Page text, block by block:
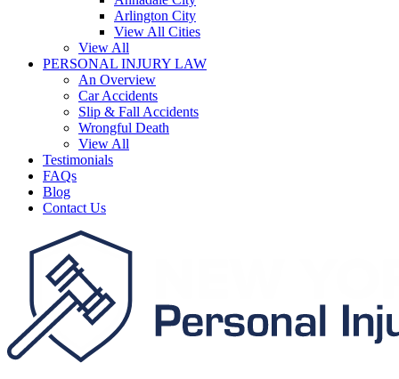
Arlington City
View All Cities
View All
PERSONAL INJURY LAW
An Overview
Car Accidents
Slip & Fall Accidents
Wrongful Death
View All
Testimonials
FAQs
Blog
Contact Us